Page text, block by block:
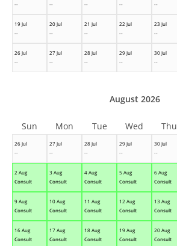
--
--
--
--
--
19 Jul
--
20 Jul
--
21 Jul
--
22 Jul
--
23 Jul
--
26 Jul
--
27 Jul
--
28 Jul
--
29 Jul
--
30 Jul
--
26 Jul
--
27 Jul
--
28 Jul
--
29 Jul
--
30 Jul
--
2 Aug
Consult
3 Aug
Consult
4 Aug
Consult
5 Aug
Consult
6 Aug
Consult
9 Aug
Consult
10 Aug
Consult
11 Aug
Consult
12 Aug
Consult
13 Aug
Consult
16 Aug
Consult
17 Aug
Consult
18 Aug
Consult
19 Aug
Consult
20 Aug
Consult
August 2026
Sun Mon Tue Wed Thu